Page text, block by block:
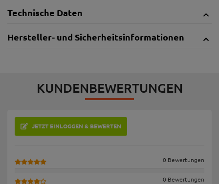
Technische Daten
Hersteller- und Sicherheitsinformationen
KUNDENBEWERTUNGEN
JETZT EINLOGGEN & BEWERTEN
0 Bewertungen
0 Bewertungen